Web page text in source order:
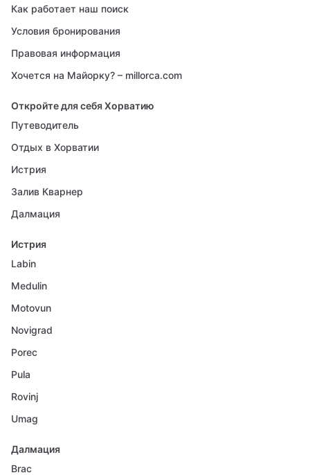
Как работает наш поиск
Условия бронирования
Правовая информация
Хочется на Майорку? – millorca.com
Откройте для себя Хорватию
Путеводитель
Отдых в Хорватии
Истрия
Залив Кварнер
Далмация
Истрия
Labin
Medulin
Motovun
Novigrad
Porec
Pula
Rovinj
Umag
Далмация
Brac